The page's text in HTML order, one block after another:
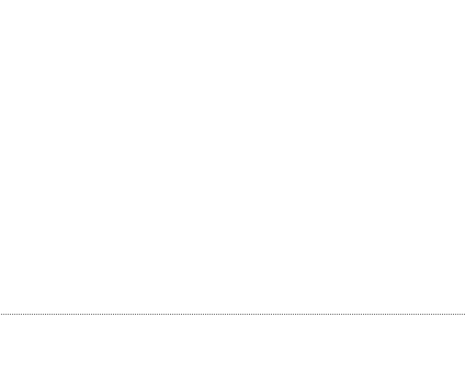
概要 プライバシーポリシー 特定商取引法の表記につい